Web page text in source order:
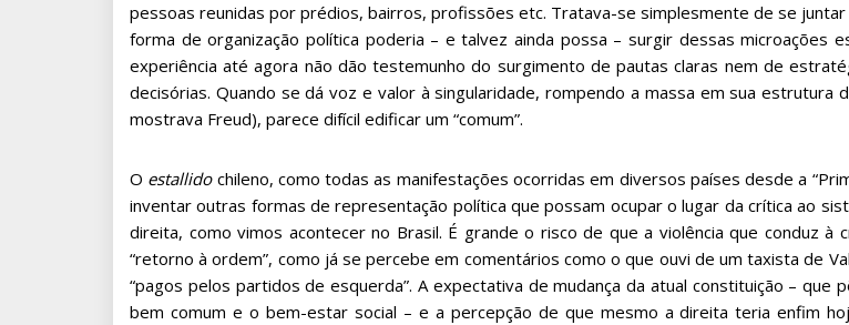
pessoas reunidas por prédios, bairros, profissões etc. Tratava-se simplesmente de se
forma de organização política poderia – e talvez ainda possa – surgir dessas
experiência até agora não dão testemunho do surgimento de pautas claras nem de
decisórias. Quando se dá voz e valor à singularidade, rompendo a massa em sua
mostrava Freud), parece difícil edificar um “comum”.
O estallido chileno, como todas as manifestações ocorridas em diversos países desde a
inventar outras formas de representação política que possam ocupar o lugar da crítica ao
direita, como vimos acontecer no Brasil. É grande o risco de que a violência que conduz
“retorno à ordem”, como já se percebe em comentários como o que ouvi de um taxista de
“pagos pelos partidos de esquerda”. A expectativa de mudança da atual constituição –
bem comum e o bem-estar social – e a percepção de que mesmo a direita teria enfim